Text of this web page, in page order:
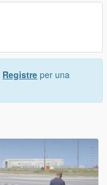
Registre per una